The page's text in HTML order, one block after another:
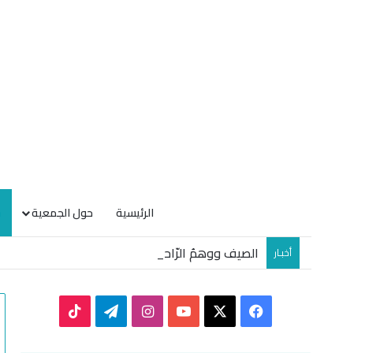
الرئيسية حول الجمعية
أخبـار الصيف ووهمُ الرّاحة
Facebook
YouTube
Instagram
Telegram